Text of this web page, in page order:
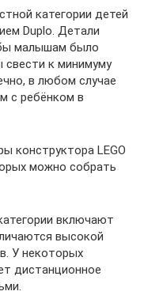
категории детей
Duplo. Детали
малышам было
свести к минимуму
в любом случае
с ребёнком в
конструктора LEGO
можно собрать
включают
высокой
У некоторых
дистанционное